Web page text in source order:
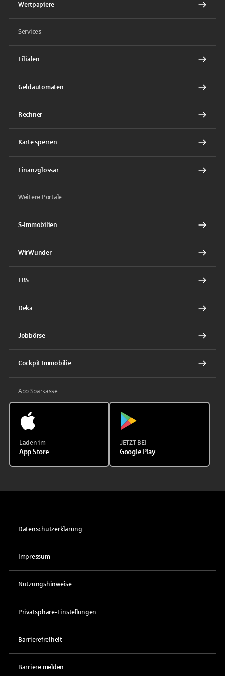
Wertpapiere
Services
Filialen
Geldautomaten
Rechner
Karte sperren
Finanzglossar
Weitere Portale
S-Immobilien
WirWunder
LBS
Deka
Jobbörse
Cockpit Immobilie
App Sparkasse
Laden im
App Store
JETZT BEI
Google Play
Datenschutzerklärung
Impressum
Nutzungshinweise
Privatsphäre-Einstellungen
Barrierefreiheit
Barriere melden